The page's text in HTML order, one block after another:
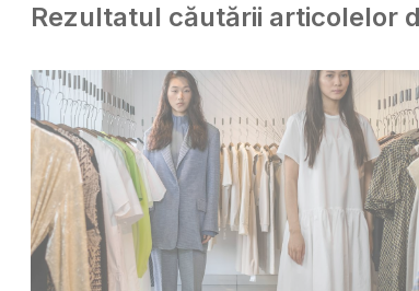
Rezultatul căutării articolelor